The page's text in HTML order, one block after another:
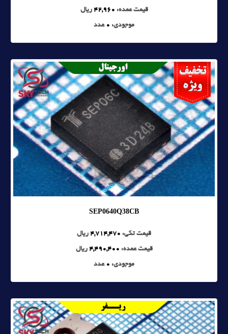
قیمت عمده: 42,960 ریال
موجودی: 0 عدد
SEP0640Q38CB
قیمت تکی: 4,714,470 ریال
قیمت عمده: 4,490,400 ریال
موجودی: 0 عدد